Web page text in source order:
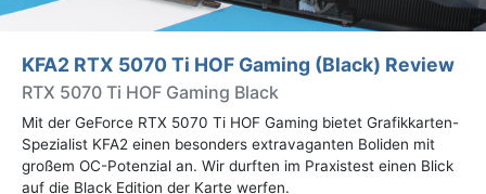
KFA2 RTX 5070 Ti HOF Gaming (Black) Review
RTX 5070 Ti HOF Gaming Black
Mit der GeForce RTX 5070 Ti HOF Gaming bietet Grafikkarten-
Spezialist KFA2 einen besonders extravaganten Boliden mit
großem OC-Potenzial an. Wir durften im Praxistest einen Blick
auf die Black Edition der Karte werfen.